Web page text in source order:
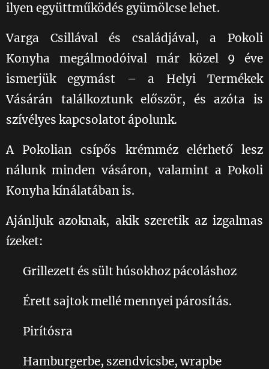
ilyen együttműködés gyümölcse lehet.
Varga Csillával és családjával, a Pokoli
Konyha megálmodóival már közel 9 éve
ismerjük egymást – a Helyi Termékek
Vásárán találkoztunk először, és azóta is
szívélyes kapcsolatot ápolunk. 😇
A Pokolian csípős krémméz elérhető lesz
nálunk minden vásáron, valamint a Pokoli
Konyha kínálatában is.😊
Ajánljuk azoknak, akik szeretik az izgalmas
ízeket:
🥩 Grillezett és sült húsokhoz pácoláshoz
🧀 Érett sajtok mellé mennyei párosítás.
🍞 Pirítósra
🍗 Hamburgerbe, szendvicsbe, wrapbe